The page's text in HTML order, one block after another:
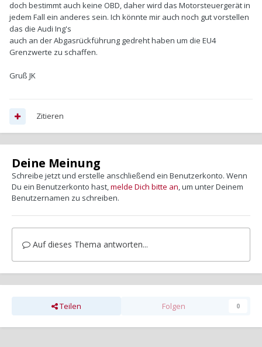
doch bestimmt auch keine OBD, daher wird das Motorsteuergerät in
jedem Fall ein anderes sein. Ich könnte mir auch noch gut vorstellen
das die Audi Ing's
auch an der Abgasrückführung gedreht haben um die EU4
Grenzwerte zu schaffen.
Gruß JK
Zitieren
Deine Meinung
Schreibe jetzt und erstelle anschließend ein Benutzerkonto. Wenn
Du ein Benutzerkonto hast,melde Dich bitte an, um unter Deinem
Benutzernamen zu schreiben.
Auf dieses Thema antworten...
Teilen Folgen 0